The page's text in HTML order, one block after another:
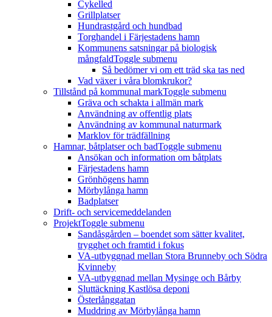
Cykelled
Grillplatser
Hundrastgård och hundbad
Torghandel i Färjestadens hamn
Kommunens satsningar på biologisk
mångfaldToggle submenu
Så bedömer vi om ett träd ska tas ned
Vad växer i våra blomkrukor?
Tillstånd på kommunal markToggle submenu
Gräva och schakta i allmän mark
Användning av offentlig plats
Användning av kommunal naturmark
Marklov för trädfällning
Hamnar, båtplatser och badToggle submenu
Ansökan och information om båtplats
Färjestadens hamn
Grönhögens hamn
Mörbylånga hamn
Badplatser
Drift- och servicemeddelanden
ProjektToggle submenu
Sandåsgården – boendet som sätter kvalitet,
trygghet och framtid i fokus
VA-utbyggnad mellan Stora Brunneby och Södra
Kvinneby
VA-utbyggnad mellan Mysinge och Bårby
Sluttäckning Kastlösa deponi
Österlånggatan
Muddring av Mörbylånga hamn